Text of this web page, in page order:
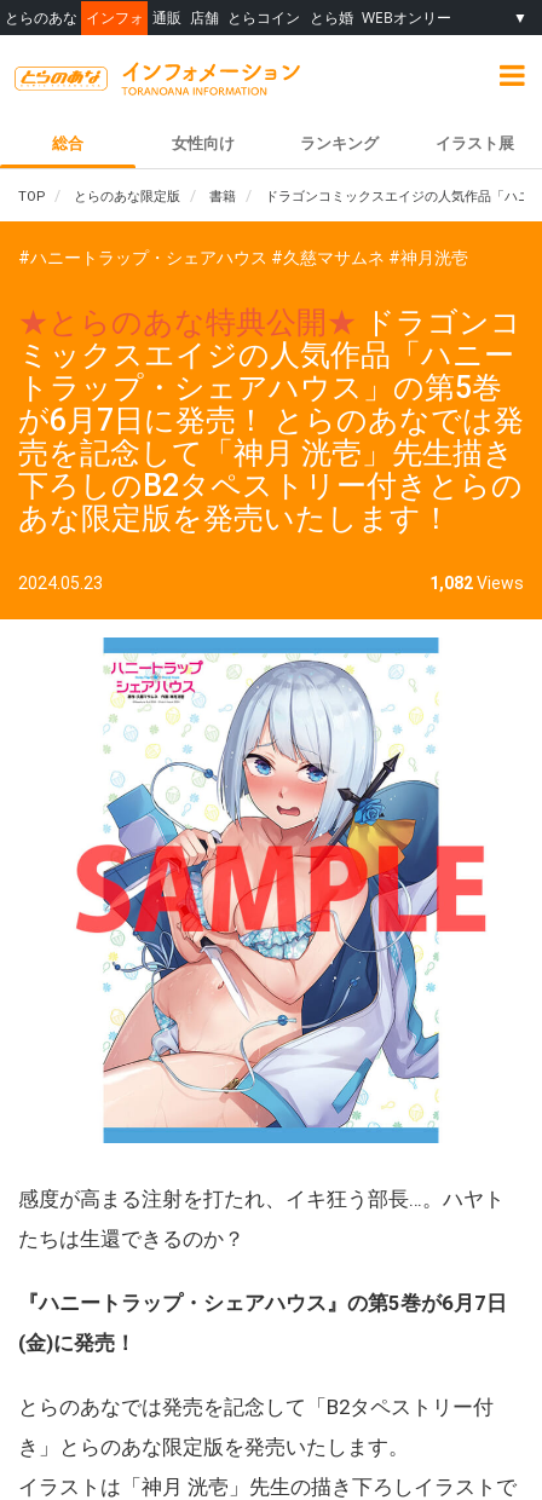
とらのあな インフォ 通販 店舗 とらコイン とら婚 WEBオンリー ▼
総合 女性向け ランキング イラスト展
TOP とらのあな限定版 書籍 ドラゴンコミックスエイジの人気作品「ハ
#ハニートラップ・シェアハウス #久慈マサムネ #神月洸壱
★とらのあな特典公開★ ドラゴンコ
ミックスエイジの人気作品「ハニー
トラップ・シェアハウス」の第5巻
が6月7日に発売！ とらのあなでは発
売を記念して「神月 洸壱」先生描き
下ろしのB2タペストリー付きとらの
あな限定版を発売いたします！
2024.05.23 1,082Views
感度が高まる注射を打たれ、イキ狂う部長…。ハヤト
たちは生還できるのか？
『ハニートラップ・シェアハウス』の第5巻が6月7日
(金)に発売！
とらのあなでは発売を記念して「B2タペストリー付
き」とらのあな限定版を発売いたします。
イラストは「神月 洸壱」先生の描き下ろしイラストで